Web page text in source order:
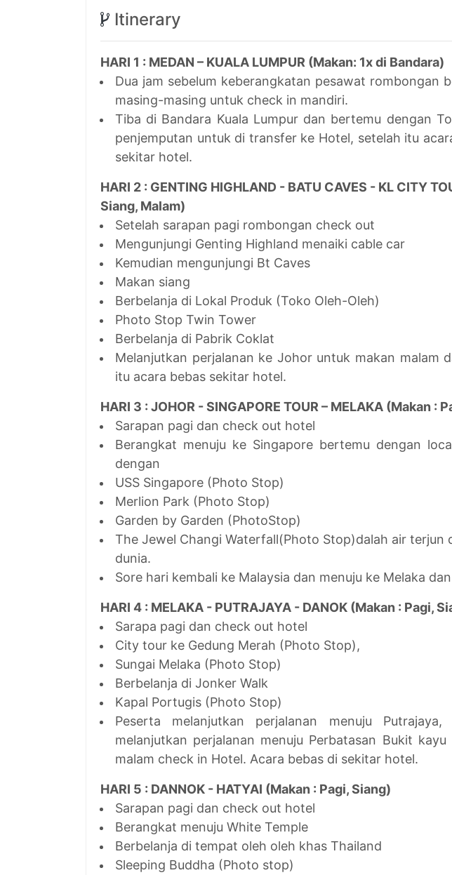
Itinerary
HARI 1 : MEDAN – KUALA LUMPUR (Makan: 1x di Bandara)
Dua jam sebelum keberangkatan pesawat rombongan
masing-masing untuk check in mandiri.
Tiba di Bandara Kuala Lumpur dan bertemu dengan
penjemputan untuk di transfer ke Hotel, setelah itu
sekitar hotel.
HARI 2 : GENTING HIGHLAND - BATU CAVES - KL CITY
Siang, Malam)
Setelah sarapan pagi rombongan check out
Mengunjungi Genting Highland menaiki cable car
Kemudian mengunjungi Bt Caves
Makan siang
Berbelanja di Lokal Produk (Toko Oleh-Oleh)
Photo Stop Twin Tower
Berbelanja di Pabrik Coklat
Melanjutkan perjalanan ke Johor untuk makan malam
itu acara bebas sekitar hotel.
HARI 3 : JOHOR - SINGAPORE TOUR – MELAKA (Makan :
Sarapan pagi dan check out hotel
Berangkat menuju ke Singapore bertemu dengan
dengan
USS Singapore (Photo Stop)
Merlion Park (Photo Stop)
Garden by Garden (PhotoStop)
The Jewel Changi Waterfall(Photo Stop)dalah air terjun
dunia.
Sore hari kembali ke Malaysia dan menuju ke Melaka
HARI 4 : MELAKA - PUTRAJAYA - DANOK (Makan : Pagi,
Sarapa pagi dan check out hotel
City tour ke Gedung Merah (Photo Stop),
Sungai Melaka (Photo Stop)
Berbelanja di Jonker Walk
Kapal Portugis (Photo Stop)
Peserta melanjutkan perjalanan menuju
melanjutkan perjalanan menuju Perbatasan Bukit
malam check in Hotel. Acara bebas di sekitar hotel.
HARI 5 : DANNOK - HATYAI (Makan : Pagi, Siang)
Sarapan pagi dan check out hotel
Berangkat menuju White Temple
Berbelanja di tempat oleh oleh khas Thailand
Sleeping Buddha (Photo stop)